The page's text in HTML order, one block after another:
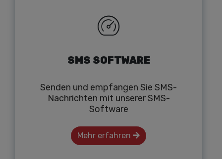
SMS SOFTWARE
Senden und empfangen Sie SMS-
Nachrichten mit unserer SMS-
Software
Mehr erfahren